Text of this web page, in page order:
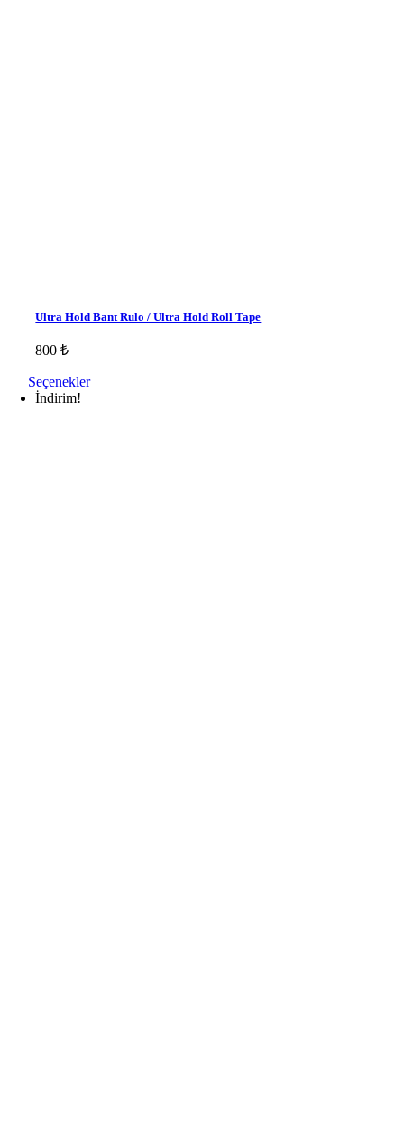
Ultra Hold Bant Rulo / Ultra Hold Roll Tape
800₺
Seçenekler
İndirim!